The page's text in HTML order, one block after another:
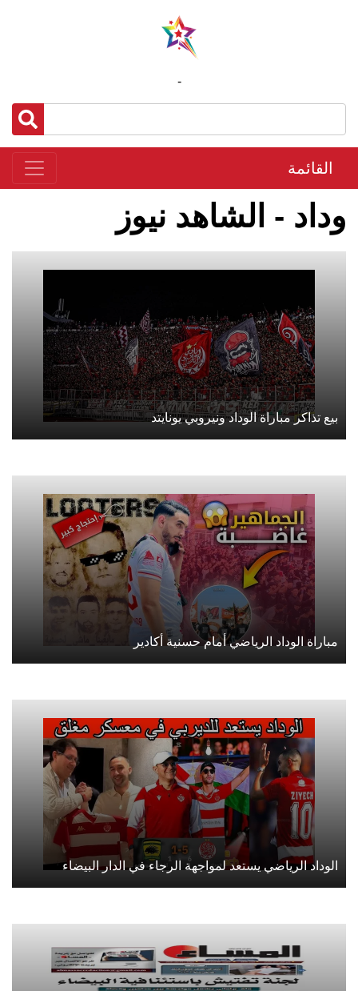
-
القائمة
وداد - الشاهد نيوز
بيع تذاكر مباراة الوداد ونيروبي يونايتد
مباراة الوداد الرياضي أمام حسنية أكادير
الوداد الرياضي يستعد لمواجهة الرجاء في الدار البيضاء